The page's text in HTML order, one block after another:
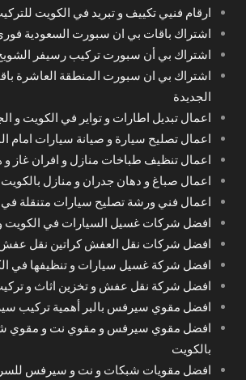
ارقام فنيي تكييف و تبريد في الكويت
اشتراك باقات بي ان سبورت السعودية
اشتراك بي أن سبورت تركيب رسيفر
الجديدة
اعمال تبديل اطارات و تواير في الكويت و
اعمال تصليح سيارة و صيانة سيارات امام
اعمال تنظيف طباخات منازل و افران غاز و
اعمال صباغ و دهان جدران و منازل
اعمال فني ورشة تصليح سيارات متنقلة في
افضل شركات غسيل السيارات في الكويت
افضل شركات نقل العفش كراتين نقل
افضل شركة غسيل سيارات و تنظيفها في
افضل شركة نقل عفش و تخزين اثاث و
افضل مقوي سيرفس بالبر أهمية تركيب
افضل مقوي سيرفس و مقوي نت و مقوي
بالكويت
افضل مقويات شبكات و نت و سيرفس